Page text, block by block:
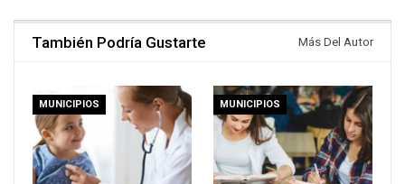
También Podría Gustarte Más Del Autor
MUNICIPIOS MUNICIPIOS